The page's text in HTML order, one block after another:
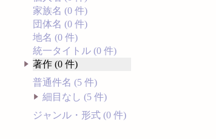
家族名 (0 件)
団体名 (0 件)
地名 (0 件)
統一タイトル (0 件)
著作 (0 件)
普通件名 (5 件)
細目なし (5 件)
ジャンル・形式 (0 件)